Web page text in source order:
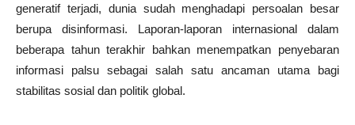
generatif terjadi, dunia sudah menghadapi persoalan besar
berupa disinformasi. Laporan-laporan internasional dalam
beberapa tahun terakhir bahkan menempatkan penyebaran
informasi palsu sebagai salah satu ancaman utama bagi
stabilitas sosial dan politik global.